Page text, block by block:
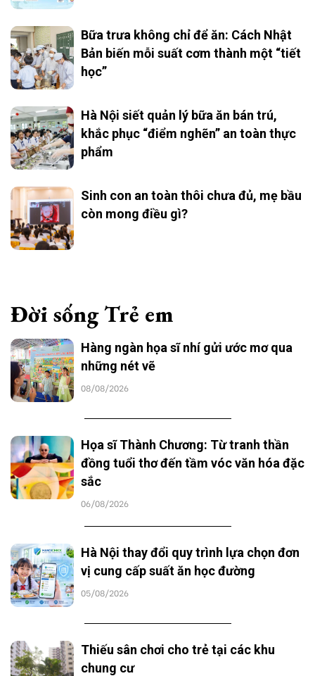
Bữa trưa không chỉ để ăn: Cách Nhật
Bản biến mỗi suất cơm thành một “tiết
học”
Hà Nội siết quản lý bữa ăn bán trú,
khắc phục “điểm nghẽn” an toàn thực
phẩm
Sinh con an toàn thôi chưa đủ, mẹ bầu
còn mong điều gì?
Đời sống Trẻ em
Hàng ngàn họa sĩ nhí gửi ước mơ qua
những nét vẽ
08/08/2026
Họa sĩ Thành Chương: Từ tranh thần
đồng tuổi thơ đến tầm vóc văn hóa đặc
sắc
06/08/2026
Hà Nội thay đổi quy trình lựa chọn đơn
vị cung cấp suất ăn học đường
05/08/2026
Thiếu sân chơi cho trẻ tại các khu
chung cư